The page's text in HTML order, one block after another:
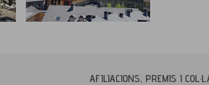
AFILIACIONS, PREMIS I